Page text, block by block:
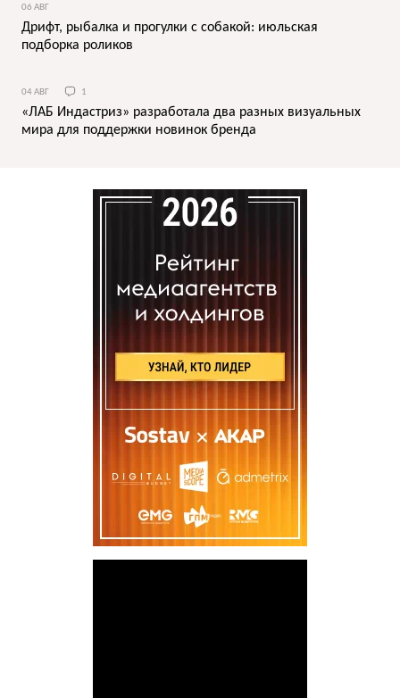
06 АВГ
Дрифт, рыбалка и прогулки с собакой: июльская
подборка роликов
04 АВГ 1
«ЛАБ Индастриз» разработала два разных визуальных
мира для поддержки новинок бренда